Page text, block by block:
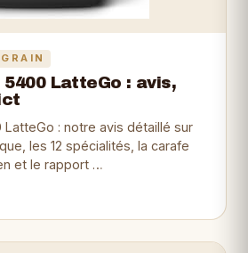
5400 LatteGo : avis,
LatteGo : notre avis détaillé sur
les 12 spécialités, la carafe
et le rapport …